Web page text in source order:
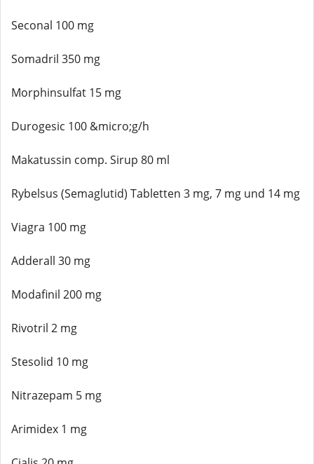
Seconal 100 mg
Somadril 350 mg
Morphinsulfat 15 mg
Durogesic 100 &micro;g/h
Makatussin comp. Sirup 80 ml
Rybelsus (Semaglutid) Tabletten 3 mg, 7 mg und 14 mg
Viagra 100 mg
Adderall 30 mg
Modafinil 200 mg
Rivotril 2 mg
Stesolid 10 mg
Nitrazepam 5 mg
Arimidex 1 mg